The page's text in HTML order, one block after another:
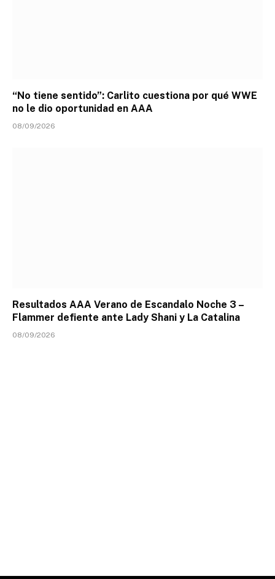
“No tiene sentido”: Carlito cuestiona por qué WWE
no le dio oportunidad en AAA
08/09/2026
Resultados AAA Verano de Escandalo Noche 3 –
Flammer defiente ante Lady Shani y La Catalina
08/09/2026